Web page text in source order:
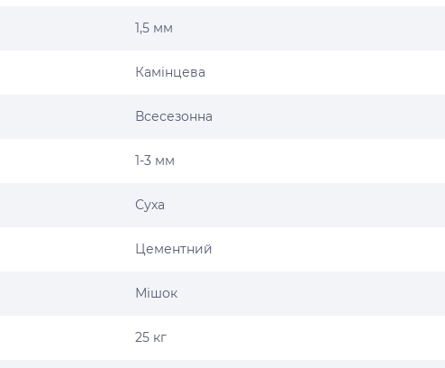
1,5 мм
Камінцева
Всесезонна
1-3 мм
Суха
Цементний
Мішок
25 кг